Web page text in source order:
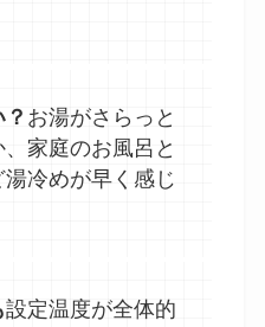
お湯がさらっと
家庭のお風呂と
冷めが早く感じ
設定温度が全体的